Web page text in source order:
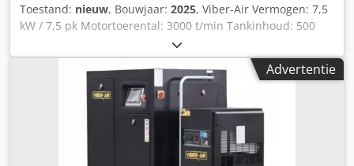
Toestand: nieuw, Bouwjaar: 2025, Viber-Air Vermogen: 7,5
kW / 7,5 pk Motortoerental: 3000 t/min Tankinhoud: 500
liter Spanning en frequentie: 400 V / 50 Hz Waterdichtheid:
IP23 Geluidsniveau: 65 dB Werkdruk: 10 bar
Luchtopbrengst: 800 l/min Aandrijving: Directe aandrijving
Crsdpfoxdbvrox Am Esf Uitlaatdiameter: G 3/4 Droger: TR-
10HP Koeling: Lucht Schroefproducent: BAOSI
Frequentieregelaar: Inbegrepen Display: HTK070
Afmetingen (L/B/H): 1900/800/1660 mm Gewicht: 390 kg
Aanzuigcapaciteit: 950 l/min Afgegeven lucht: 800 l/min
Advertentie